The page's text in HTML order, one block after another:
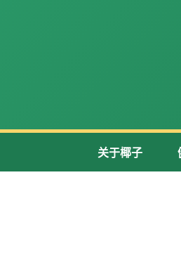
关于椰子